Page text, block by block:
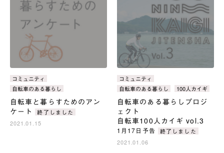
カ
テ
ゴ
リ：
タ
グ：
コミュニティ
自転車のある暮らし
自転車と暮らすためのアン
ケート
終了しました
2021.01.15
カ
テ
ゴ
リ：
タ
グ：
コミュニティ
自転車のある暮らし
100人カイギ
自転車のある暮らしプロジ
ェクト
自転車100人カイギ vol.3
1月17日予告
終了しました
2021.01.06